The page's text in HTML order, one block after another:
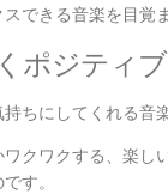
スできる音楽を目覚
ポジティ
持ちにしてくれる音
ワクワクする、楽し
す。